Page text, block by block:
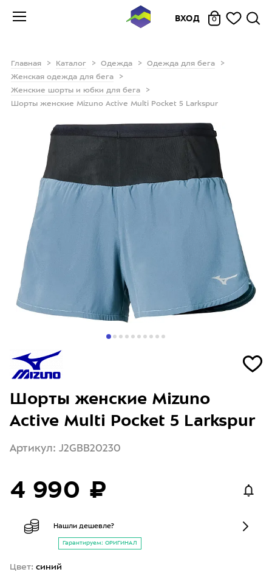
ВХОД 0
Главная Каталог Одежда
Одежда для бега
Женская одежда для бега
Женские шорты и юбки для бега
Шорты женские Mizuno Active Multi Pocket 5 Larkspur
Шорты женские Mizuno
Active Multi Pocket 5 Larkspur
Артикул: J2GBB20230
4 990 ₽
Нашли дешевле?
Гарантируем: ОРИГИНАЛ
Цвет: синий